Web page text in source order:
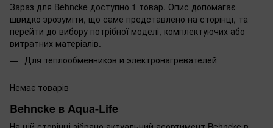
Зараз для Behncke доступно 1 товар. Опис допомагає
швидко зрозуміти, що саме представлено на сторінці, та
перейти до вибору потрібної моделі, комплектуючих або
витратних матеріалів.
Для теплообменников и электронагревателей
Немає товарів
Behncke в Aqua-Life